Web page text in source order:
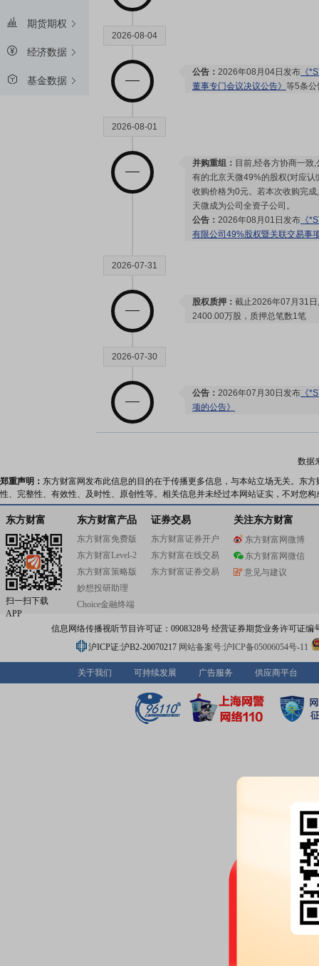
期货期权
经济数据
基金数据
2026-08-04
公告： 2026年08月04日发布 《
董事专门会议决议公告》 等5条公
2026-08-01
并购重组： 目前,经各方协商一致
有的北京天微49%的股权(对应
收购价格为0元。若本次收购完
天微成为公司全资子公司。
公告： 2026年08月01日发布 《
有限公司49%股权暨关联交易事
2026-07-31
股权质押： 截止2026年07月31
2400.00万股，质押总笔数1笔
2026-07-30
公告： 2026年07月30日发布 《
项的公告》
股权质押：截止2026年07月24
2400.00万股，质押总笔数1笔
2026-07-17
股权质押：截止2026年07月17
2026-07-15
业绩预告：2026年07月15日预
-9100万元，变动-54.4%～-
公告： 2026年07月15日发布《
2400.00万股，质押总笔数1笔
2026年07月08日发布《
庆中美恒置业有限公司诉讼进展
数据
郑重声明： 东方财富网发布此信息的目的在于传播更多信息，与本站立场无关。东
性、完整性、有效性、及时性、原创性等。相关信息并未经过本网站证实，不对您
东方财富
扫一扫下载
APP
东方财富产品
东方财富免费版
东方财富Level-2
东方财富策略版
妙想投研助理
Choice金融终端
证券交易
东方财富证券开户
东方财富在线交易
东方财富证券交易
关注东方财富
东方财富网微博
东方财富网微信
意见与建议
信息网络传播视听节目许可证：0908328号 经营证券期货业务许可证编
沪ICP证:沪B2-20070217 网站备案号:沪ICP备05006054号-11
关于我们 可持续发展 广告服务 供应商平台